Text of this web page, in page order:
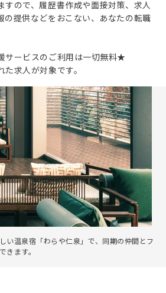
すので、履歴書作成や面接対策、求人
の提供などをおこない、あなたの転職
サービスのご利用は一切無料★
求人が対象です。
い温泉宿「わらや仁泉」で、同期の仲間とフ
きます。